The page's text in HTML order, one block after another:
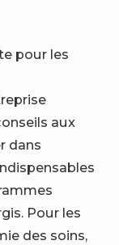
pour les
aux
dans
Pour les
des soins,